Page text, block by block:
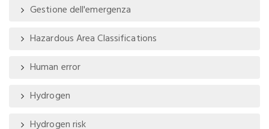
Gestione dell'emergenza
Hazardous Area Classifications
Human error
Hydrogen
Hydrogen risk